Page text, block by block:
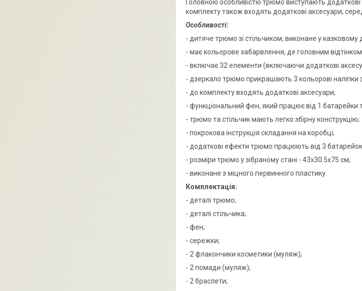
Головною особливістю трюмо виступають додаткові
комплекту також входять додаткові аксесуари,
Особливості:
- дитяче трюмо зі стільчиком, виконане у казковому
- має кольорове забарвлення, де головним
- включає 32 елементи (включаючи додаткові
- дзеркало трюмо прикрашають 3 кольорові наліпки
- до комплекту входять додаткові аксесуари;
- функціональний фен, який працює від 1
- трюмо та стільчик мають легко збірну конструкцію;
- покрокова інструкція складання на коробці;
- додаткові ефекти трюмо працюють від 3
- розміри трюмо у зібраному стані - 43х30.5х75 см;
- виконане з міцного первинного пластику.
Комплектація:
- деталі трюмо;
- деталі стільчика;
- фен;
- сережки;
- 2 флакончики косметики (муляж);
- 2 помади (муляж);
- 2 браслети;